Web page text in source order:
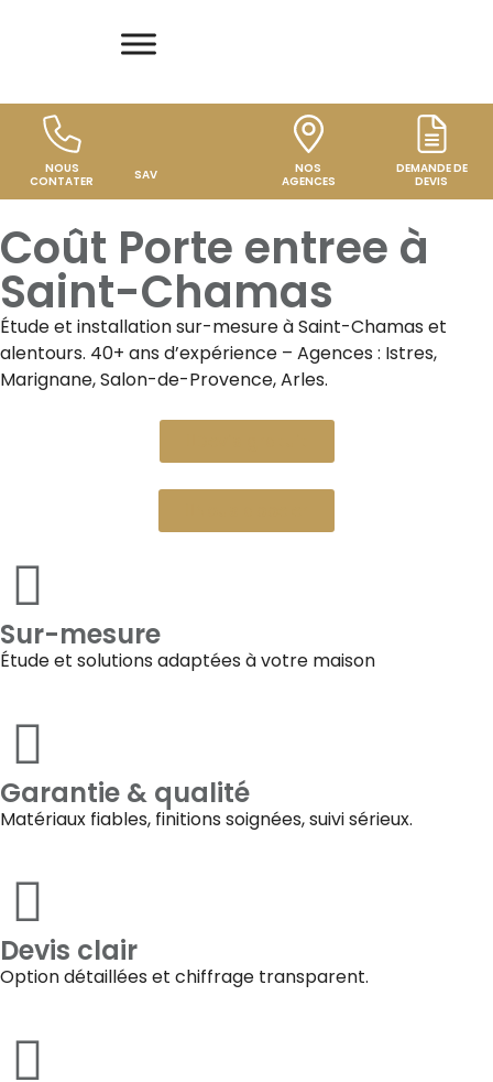
NOUS
CONTATER
SAV
NOS
AGENCES
DEMANDE DE
DEVIS
Coût Porte entree à
Saint-Chamas
Étude et installation sur-mesure àSaint-Chamas et
alentours. 40+ ans d’expérience – Agences : Istres,
Marignane, Salon-de-Provence, Arles.
Sur-mesure
Étude et solutions adaptées à votre maison
Garantie & qualité
Matériaux fiables, finitions soignées, suivi sérieux.
Devis clair
Option détaillées et chiffrage transparent.